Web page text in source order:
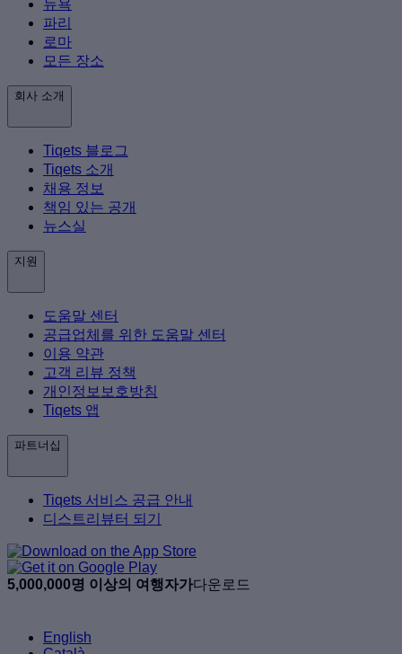
뉴욕
파리
로마
모든 장소
회사 소개
Tiqets 블로그
Tiqets 소개
채용 정보
책임 있는 공개
뉴스실
지원
도움말 센터
공급업체를 위한 도움말 센터
이용 약관
고객 리뷰 정책
개인정보보호방침
Tiqets 앱
파트너십
Tiqets 서비스 공급 안내
디스트리뷰터 되기
5,000,000명 이상의 여행자가다운로드
English